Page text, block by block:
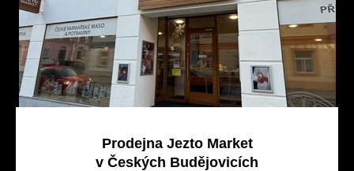
Prodejna Jezto Market
v Českých Budějovicích